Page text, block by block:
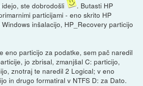
ste dobrodošli
. Butasti HP
particijami - eno skrito HP
inšalacijo, HP_Recovery particijo
eno particijo za podatke, sem pač naredil
jo zbrisal, zmanjšal C: particijo,
znotraj te naredil 2 Logical; v eno
in drugo formatiral v NTFS D: za Dato.